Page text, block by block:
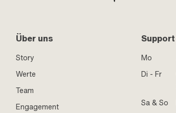
Über uns
Story
Werte
Team
Engagement
Support
Mo
Di - Fr
Sa & So